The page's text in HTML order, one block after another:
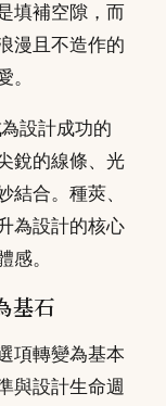
填補空隙，而
漫且不造作的
。
設計成功的
銳的線條、光
結合。種莢、
為設計的核心
感。
基石
項轉變為基本
與設計生命週